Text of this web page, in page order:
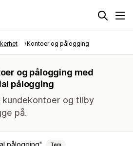
Kontoer og pålogging
og pålogging med
pålogging
og tilby
på.
pålogging Tøm